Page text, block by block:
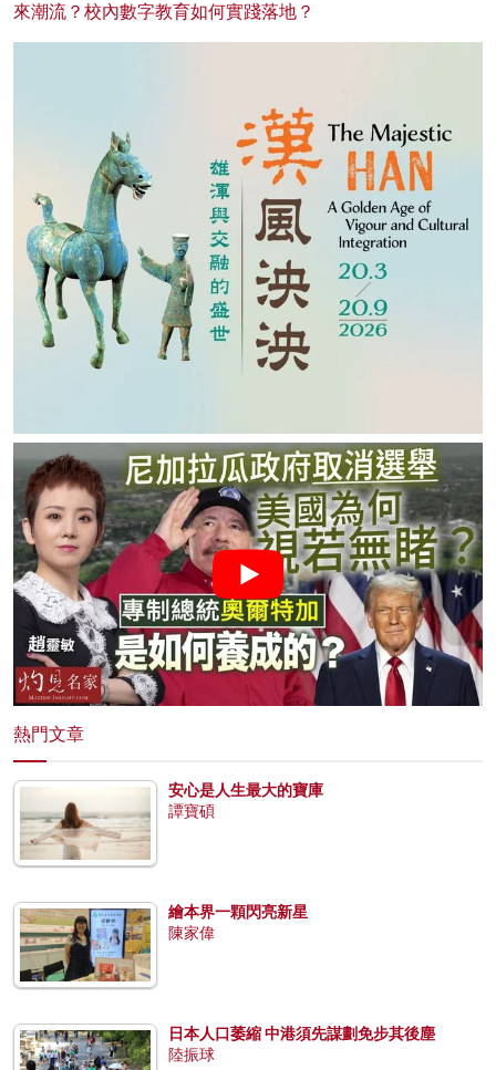
來潮流？校內數字教育如何實踐落地？
熱門文章
安心是人生最大的寶庫
譚寶碩
繪本界一顆閃亮新星
陳家偉
日本人口萎縮 中港須先謀劃免步其後塵
陸振球